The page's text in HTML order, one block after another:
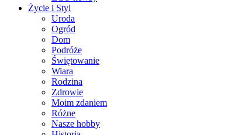
Życie i Styl
Uroda
Ogród
Dom
Podróże
Świętowanie
Wiara
Rodzina
Zdrowie
Moim zdaniem
Różne
Nasze hobby